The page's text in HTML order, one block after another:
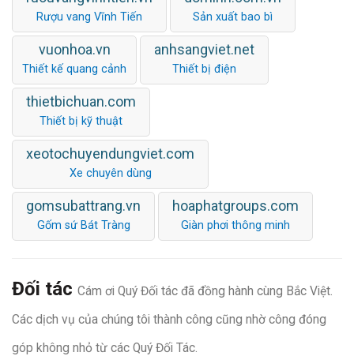
Rượu vang Vĩnh Tiến Sản xuất bao bì
vuonhoa.vn
Thiết kế quang cảnh
anhsangviet.net
Thiết bị điện
thietbichuan.com
Thiết bị kỹ thuật
xeotochuyendungviet.com
Xe chuyên dùng
gomsubattrang.vn
Gốm sứ Bát Tràng
hoaphatgroups.com
Giàn phơi thông minh
Đối tác Cám ơi Quý Đối tác đã đồng hành cùng Bắc Việt.
Các dịch vụ của chúng tôi thành công cũng nhờ công đóng
góp không nhỏ từ các Quý Đối Tác.